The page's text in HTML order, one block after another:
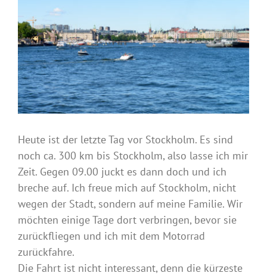
Heute ist der letzte Tag vor Stockholm. Es sind
noch ca. 300 km bis Stockholm, also lasse ich mir
Zeit. Gegen 09.00 juckt es dann doch und ich
breche auf. Ich freue mich auf Stockholm, nicht
wegen der Stadt, sondern auf meine Familie. Wir
möchten einige Tage dort verbringen, bevor sie
zurückfliegen und ich mit dem Motorrad
zurückfahre.
Die Fahrt ist nicht interessant, denn die kürzeste